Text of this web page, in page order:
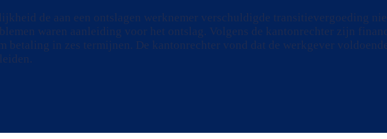
de aan een ontslagen werknemer verschuldigde transitievergoeding
waren aanleiding voor het ontslag. Volgens de kantonrechter zijn
in zes termijnen. De kantonrechter vond dat de werkgever